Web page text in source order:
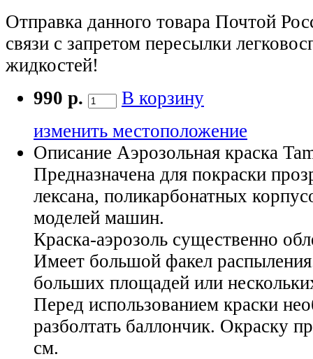
Отправка данного товара Почтой
связи с запретом пересылки
жидкостей!
990 р.
В корзину
изменить местоположение
Описание Аэрозольная краска
Предназначена для покраски
лексана, поликарбонатных
моделей машин.
Краска-аэрозоль существенно
Имеет большой факел
больших площадей или
Перед использованием краски
разболтать баллончик. Окраску
см.